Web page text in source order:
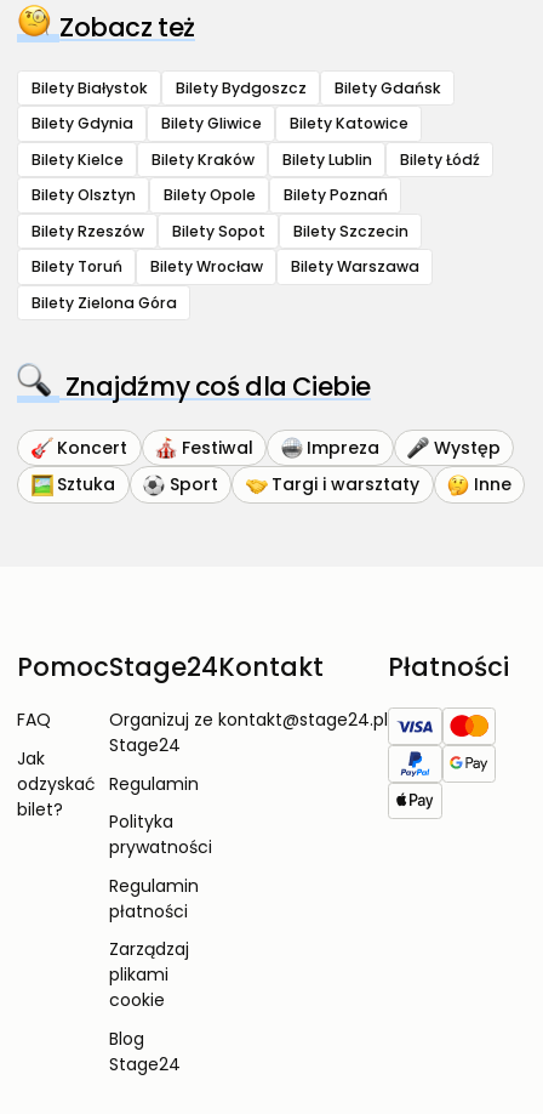
Zobacz też
Bilety Białystok Bilety Bydgoszcz
Bilety Gdańsk
Bilety Gdynia
Bilety Gliwice
Bilety Katowice
Bilety Kielce
Bilety Kraków Bilety Lublin
Bilety Łódź
Bilety Olsztyn
Bilety Opole
Bilety Poznań
Bilety Rzeszów
Bilety Sopot
Bilety Szczecin
Bilety Toruń
Bilety Wrocław
Bilety Warszawa
Bilety Zielona Góra
Znajdźmy coś dla Ciebie
Koncert Festiwal Impreza
Występ
Sztuka
Sport Targi i warsztaty Inne
Pomoc
FAQ
Jak
odzyskać
bilet?
Stage24
Organizuj ze
Stage24
Regulamin
Polityka
prywatności
Regulamin
płatności
Zarządzaj
plikami
cookie
Blog
Stage24
Kontakt
kontakt@stage24.pl
Płatności